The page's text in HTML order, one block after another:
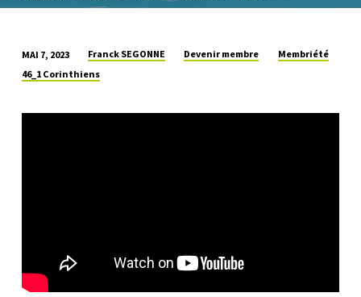
10
RAISONS
MAI 7, 2023 Franck SEGONNE Devenir membre
Membriété
46_1 Corinthiens